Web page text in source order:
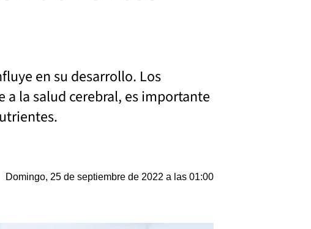
en su desarrollo. Los
la salud cerebral, es importante
Domingo, 25 de septiembre de 2022 a las 01:00